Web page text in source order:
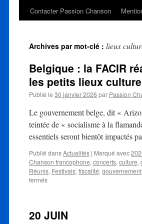
Contacter Passion Chanson
Archives par mot-clé : lieux
Belgique : la FACIR
les petits lieux
Publié le 30 janvier 2026 par Passion
Le gouvernement belge, dit «
teintée de « socialisme à la
essentiels seront bientôt impactés
Publié dansActualités | Marqué avec
Chanson francophone, concerts, culture,
Réunis, Festivals, fiscalité, gouvernement
ferméssur
FACIR
20 JUIN